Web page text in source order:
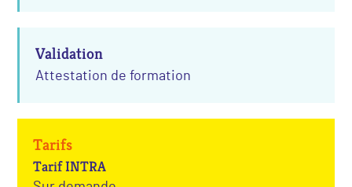
Validation
Attestation de formation
Tarifs
Tarif INTRA